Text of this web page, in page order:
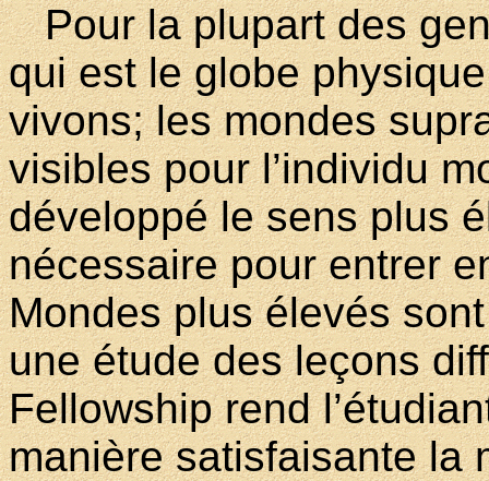
Pour la plupart des
qui est le globe
vivons; les mondes
visibles pour l’individu
développé le sens plus
nécessaire pour entrer
Mondes plus élevés
une étude des leçons
Fellowship rend
manière satisfaisante la